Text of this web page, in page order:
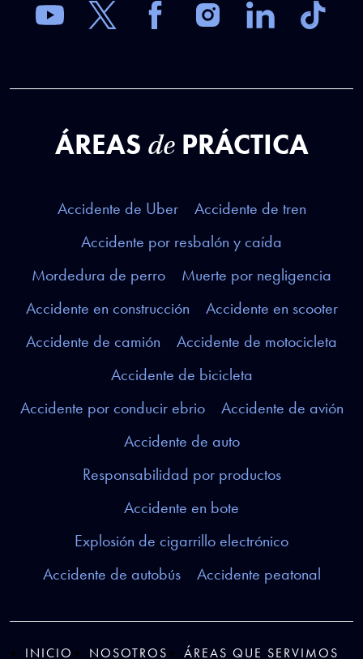
ÁREAS dePRÁCTICA
Accidente de Uber
Accidente de tren
Accidente por resbalón y caída
Mordedura de perro
Muerte por negligencia
Accidente en construcción
Accidente en scooter
Accidente de camión
Accidente de motocicleta
Accidente de bicicleta
Accidente por conducir ebrio
Accidente de avión
Accidente de auto
Responsabilidad por productos
Accidente en bote
Explosión de cigarrillo electrónico
Accidente de autobús
Accidente peatonal
INICIO NOSOTROS ÁREAS QUE SERVIMOS